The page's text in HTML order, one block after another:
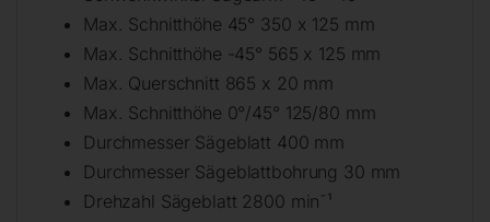
Max. Schnitthöhe 45° 350 x 125 mm
Max. Schnitthöhe -45° 565 x 125 mm
Max. Querschnitt 865 x 20 mm
Max. Schnitthöhe 0°/45° 125/80 mm
Durchmesser Sägeblatt 400 mm
Durchmesser Sägeblattbohrung 30 mm
Drehzahl Sägeblatt 2800 min¯¹